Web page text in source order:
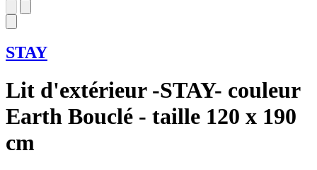
STAY
Lit d'extérieur -STAY- couleur
Earth Bouclé - taille 120 x 190
cm